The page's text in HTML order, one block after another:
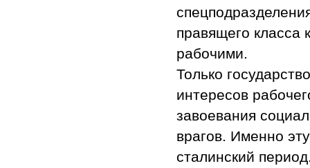
правящего класса
рабочими.
Только
интересов
завоевания
врагов. Именно
сталинский